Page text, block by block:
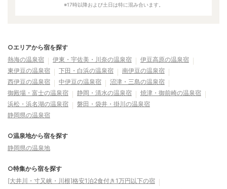
※17時以降および土日は特に混み合います。
○エリアから宿を探す
熱海の温泉宿
伊東・宇佐美・川奈の温泉宿
伊豆高原の温泉宿
東伊豆の温泉宿
下田・白浜の温泉宿
南伊豆の温泉宿
西伊豆の温泉宿
中伊豆の温泉宿
沼津・三島の温泉宿
御殿場・富士の温泉宿
静岡・清水の温泉宿
焼津・御前崎の温泉宿
浜松・浜名湖の温泉宿
磐田・袋井・掛川の温泉宿
静岡県の温泉宿
○温泉地から宿を探す
静岡県の温泉地
○特集から宿を探す
[大井川・寸又峡・川根]格安1泊2食付き1万円以下の宿